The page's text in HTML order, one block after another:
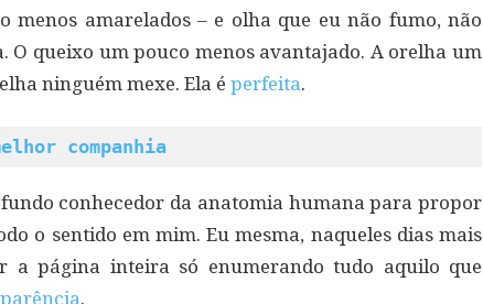
menos amarelados – e olha que eu não fumo, não
O queixo um pouco menos avantajado. A orelha um
ninguém mexe. Ela é perfeita.
companhia
conhecedor da anatomia humana para propor
o sentido em mim. Eu mesma, naqueles dias mais
a página inteira só enumerando tudo aquilo que
.